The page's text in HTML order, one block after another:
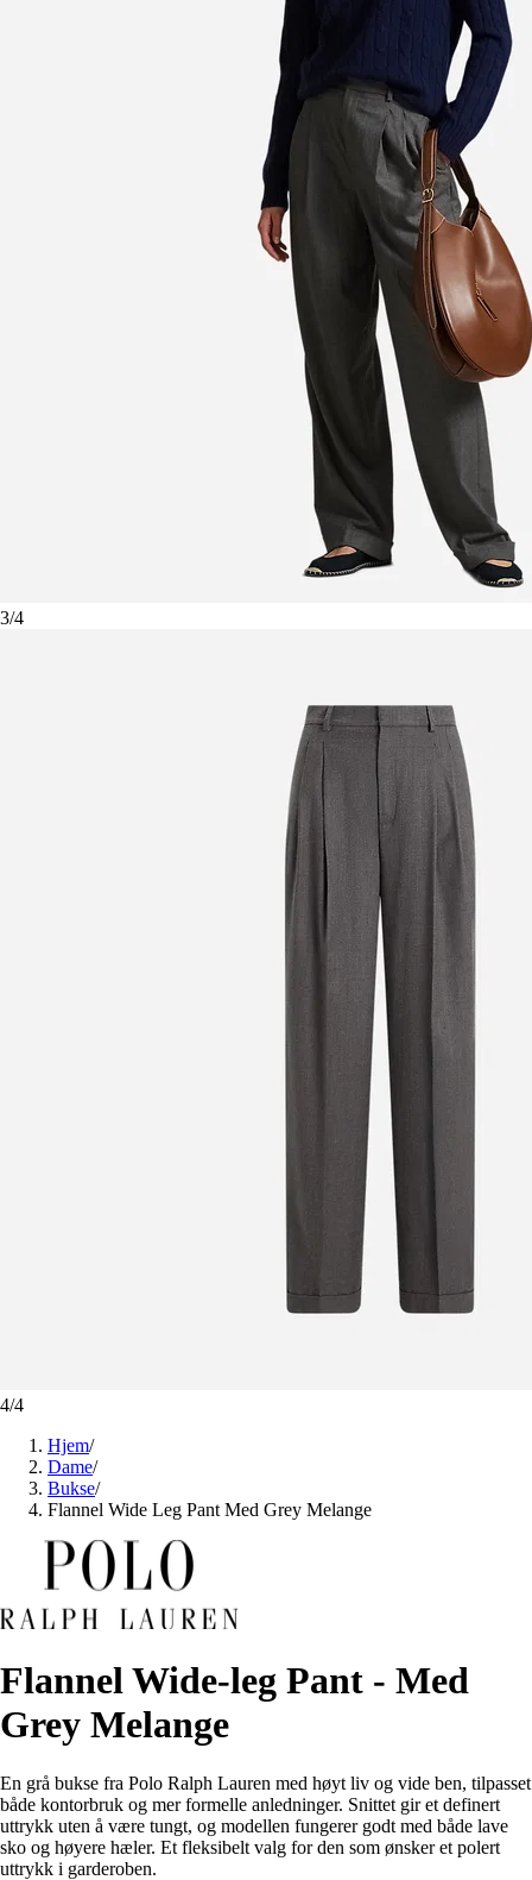
3/4
4/4
Hjem/
Dame/
Bukse/
Flannel Wide Leg Pant Med Grey Melange
Flannel Wide-leg Pant - Med
Grey Melange
En grå bukse fra Polo Ralph Lauren med høyt liv og vide ben, tilpasset
både kontorbruk og mer formelle anledninger. Snittet gir et definert
uttrykk uten å være tungt, og modellen fungerer godt med både lave
sko og høyere hæler. Et fleksibelt valg for den som ønsker et polert
uttrykk i garderoben.